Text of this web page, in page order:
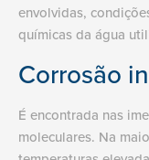
envolvidas,
químicas da água
Corrosão
É encontrada nas
moleculares. Na